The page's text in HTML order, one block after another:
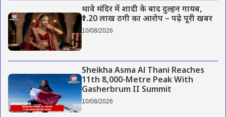
थावे मंदिर में शादी के बाद दुल्हन गायब,
₹1.20 लाख ठगी का आरोप – पढ़े पूरी खबर
10/08/2026
Sheikha Asma Al Thani Reaches
11th 8,000-Metre Peak With
Gasherbrum II Summit
10/08/2026